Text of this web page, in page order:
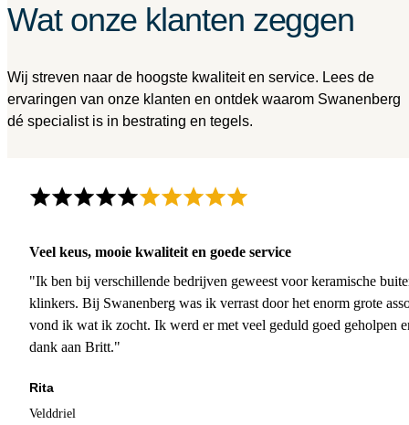
Wat onze klanten zeggen
Wij streven naar de hoogste kwaliteit en service. Lees de
ervaringen van onze klanten en ontdek waarom Swanenberg
dé specialist is in bestrating en tegels.
Veel keus, mooie kwaliteit en goede service
"Ik ben bij verschillende bedrijven geweest voor keramische
klinkers. Bij Swanenberg was ik verrast door het enorm grote
vond ik wat ik zocht. Ik werd er met veel geduld goed geholpen
dank aan Britt."
Rita
Velddriel